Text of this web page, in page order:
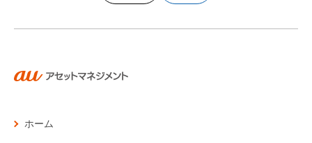
ホーム